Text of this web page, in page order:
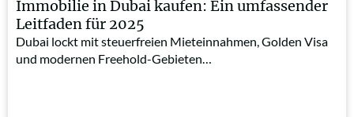
Immobilie in Dubai kaufen: Ein umfassender
Leitfaden für 2025
Dubai lockt mit steuerfreien Mieteinnahmen, Golden Visa
und modernen Freehold-Gebieten…